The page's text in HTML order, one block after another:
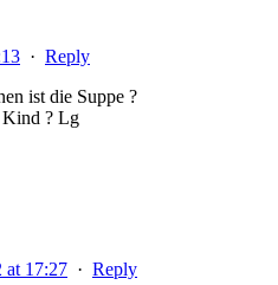
· Reply
ist die Suppe ?
Kind ? Lg
at 17:27 · Reply